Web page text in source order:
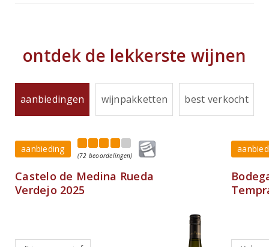
ontdek de lekkerste wijnen
aanbiedingen wijnpakketten best verkocht
aanbieding
(72 beoordelingen)
Castelo de Medina Rueda
Verdejo 2025